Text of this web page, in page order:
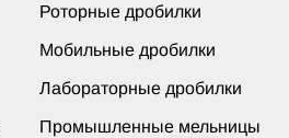
Роторные дробилки
Мобильные дробилки
Лабораторные дробилки
Промышленные мельницы